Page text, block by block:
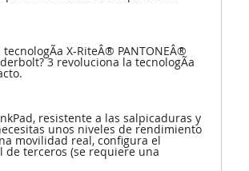
X-RiteÂ® PANTONEÂ®
3 revoluciona la tecnologÃ­a
resistente a las salpicaduras y
unos niveles de rendimiento
movilidad real, configura el
de terceros (se requiere una